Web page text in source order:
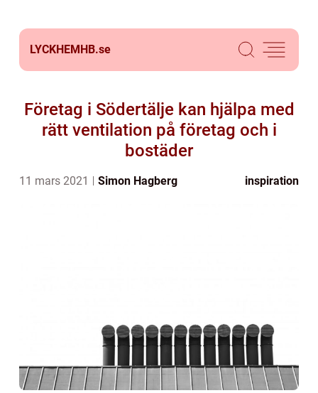
LYCKHEMHB.se
Företag i Södertälje kan hjälpa med
rätt ventilation på företag och i
bostäder
11 mars 2021 Simon Hagberg inspiration